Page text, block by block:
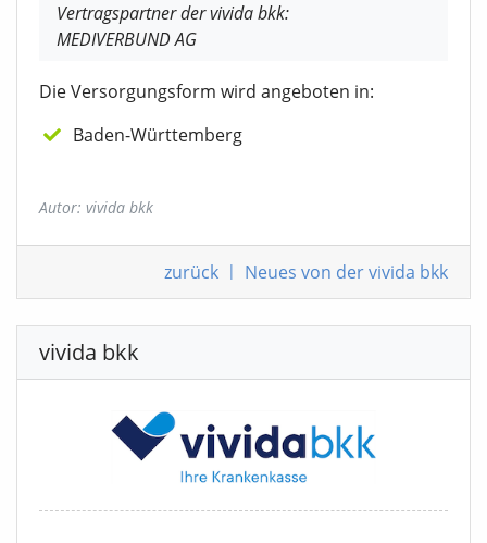
Vertragspartner der vivida bkk:
MEDIVERBUND AG
Die Versorgungsform wird angeboten in:
Baden-Württemberg
Autor: vivida bkk
zurück | Neues von der vivida bkk
vivida bkk